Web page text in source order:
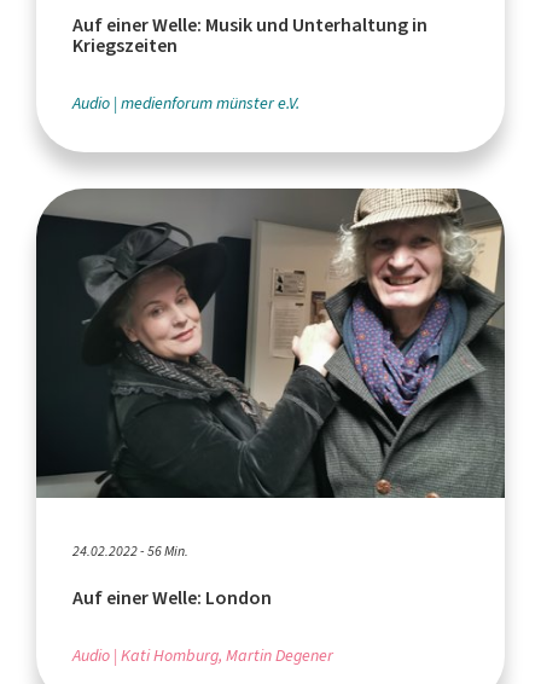
Auf einer Welle: Musik und Unterhaltung in
Kriegszeiten
Audio medienforum münster e.V.
24.02.2022 - 56 Min.
Auf einer Welle: London
Audio Kati Homburg, Martin Degener